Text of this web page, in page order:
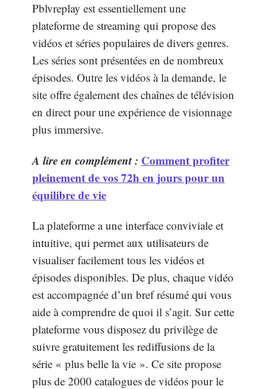
Pblvreplay est essentiellement une
plateforme de streaming qui propose des
vidéos et séries populaires de divers genres.
Les séries sont présentées en de nombreux
épisodes. Outre les vidéos à la demande, le
site offre également des chaînes de télévision
en direct pour une expérience de visionnage
plus immersive.
A lire en complément : Comment profiter
pleinement de vos 72h en jours pour un
équilibre de vie
La plateforme a une interface conviviale et
intuitive, qui permet aux utilisateurs de
visualiser facilement tous les vidéos et
épisodes disponibles. De plus, chaque vidéo
est accompagnée d’un bref résumé qui vous
aide à comprendre de quoi il s’agit. Sur cette
plateforme vous disposez du privilège de
suivre gratuitement les rediffusions de la
série « plus belle la vie ». Ce site propose
plus de 2000 catalogues de vidéos pour le